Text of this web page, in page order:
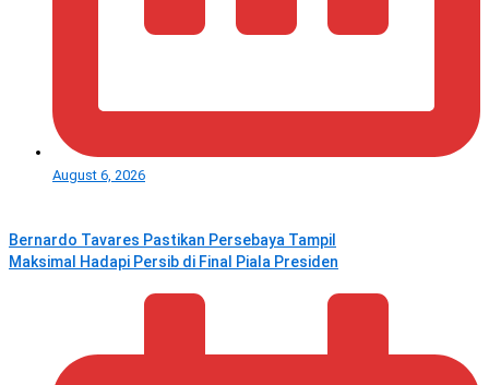
August 6, 2026
Bernardo Tavares Pastikan Persebaya Tampil
Maksimal Hadapi Persib di Final Piala Presiden